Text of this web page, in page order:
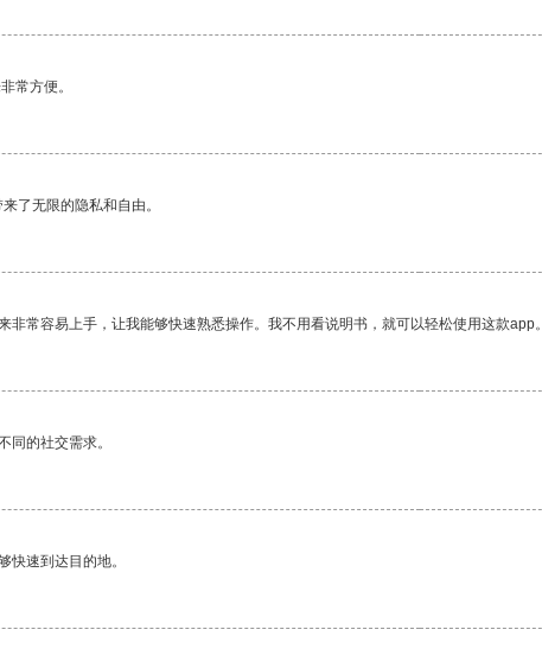
常方便。
了无限的隐私和自由。
非常容易上手，让我能够快速熟悉操作。我不用看说明书，就可以轻松使用这款app。
同的社交需求。
快速到达目的地。